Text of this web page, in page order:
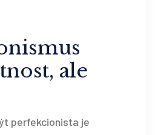
ale
perfekcionista je